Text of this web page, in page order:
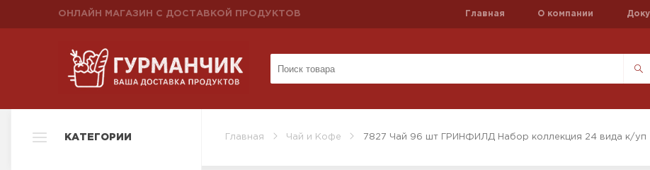
ОНЛАЙН МАГАЗИН С ДОСТАВКОЙ ПРОДУКТОВ Главная О компании
Главная Чай и Кофе 7827 Чай 96 шт ГРИНФИЛД Набор коллекция 24 вида к/уп
КАТЕГОРИИ